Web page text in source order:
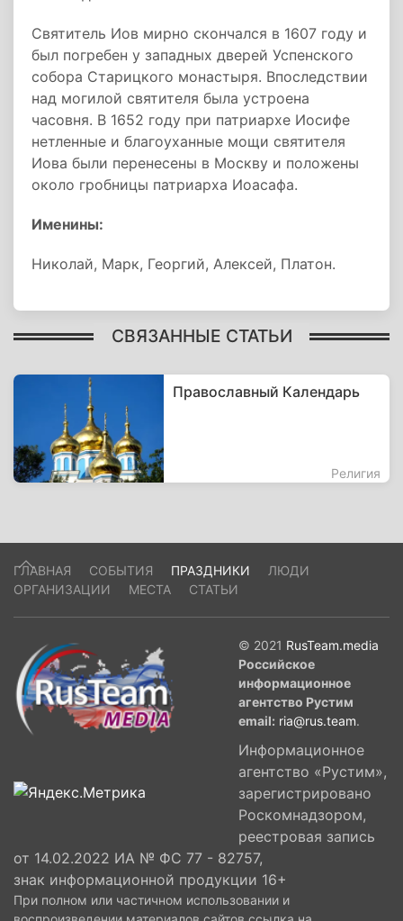
Святитель Иов мирно скончался в 1607 году и
был погребен у западных дверей Успенского
собора Старицкого монастыря. Впоследствии
над могилой святителя была устроена
часовня. В 1652 году при патриархе Иосифе
нетленные и благоуханные мощи святителя
Иова были перенесены в Москву и положены
около гробницы патриарха Иоасафа.
Именины:
Николай, Марк, Георгий, Алексей, Платон.
СВЯЗАННЫЕ СТАТЬИ
Православный Календарь
Религия
ГЛАВНАЯ СОБЫТИЯ ПРАЗДНИКИ
ЛЮДИ
ОРГАНИЗАЦИИ
МЕСТА СТАТЬИ
© 2021 RusTeam.media
Российское
информационное
агентство Рустим
email: ria@rus.team.
Информационное
агентство «Рустим»,
зарегистрировано
Роскомнадзором,
реестровая запись
от 14.02.2022 ИА № ФС 77 - 82757,
знак информационной продукции 16+
При полном или частичном использовании и